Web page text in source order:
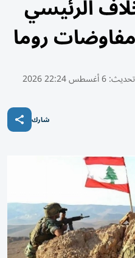
الرئيسي
روما
6 أغسطس 22:24 2026
شارك